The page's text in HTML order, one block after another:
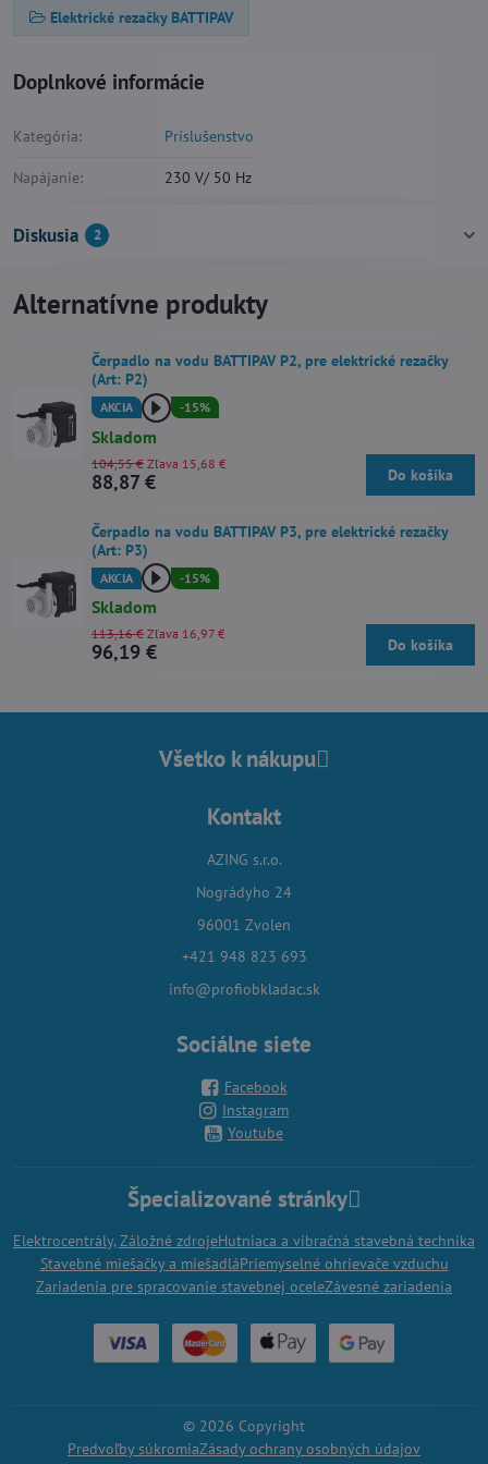
Elektrické rezačky BATTIPAV
Doplnkové informácie
Kategória: Príslušenstvo
Napájanie: 230 V/ 50 Hz
Diskusia 2
Alternatívne produkty
Čerpadlo na vodu BATTIPAV P2, pre elektrické rezačky
(Art: P2)
AKCIA -15%
Skladom
88,87 €
104,55 € Zľava 15,68 €
Do košíka
Čerpadlo na vodu BATTIPAV P3, pre elektrické rezačky
(Art: P3)
AKCIA -15%
Skladom
96,19 €
113,16 € Zľava 16,97 €
Do košíka
Všetko k nákupu
Kontakt
AZING s.r.o.
Nográdyho 24
96001 Zvolen
+421 948 823 693
info@profiobkladac.sk
Sociálne siete
Facebook
Instagram
Youtube
Špecializované stránky
Elektrocentrály, Záložné zdrojeHutniaca a vibračná stavebná technika
Stavebné miešačky a miešadláPriemyselné ohrievače vzduchu
Zariadenia pre spracovanie stavebnej oceleZávesné zariadenia
© 2026 Copyright
Predvoľby súkromiaZásady ochrany osobných údajov